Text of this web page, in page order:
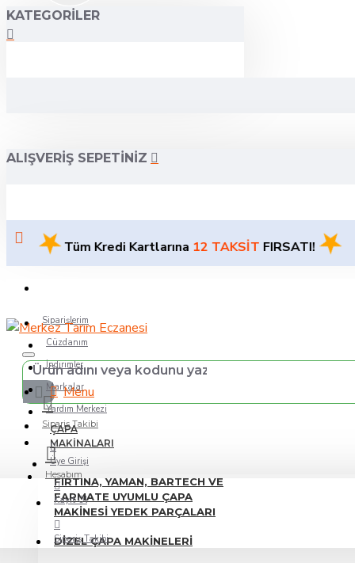
KATEGORILER
ALIŞVERIŞ SEPETINIZ
Tüm Kredi Kartlarına12 TAKSİTFIRSATI!★
Siparişlerim
Cüzdanım
İndirimler
Markalar
Yardım Merkezi
Sipariş Takibi
Hesabım
Menu
ÇAPA
MAKINALARI
FIRTINA, YAMAN, BARTECH VE
FARMATE UYUMLU ÇAPA
MAKINESI YEDEK PARÇALARI
DIZEL ÇAPA MAKINELERI
Üye Girişi
Kayıt Ol
Sipariş Takibi